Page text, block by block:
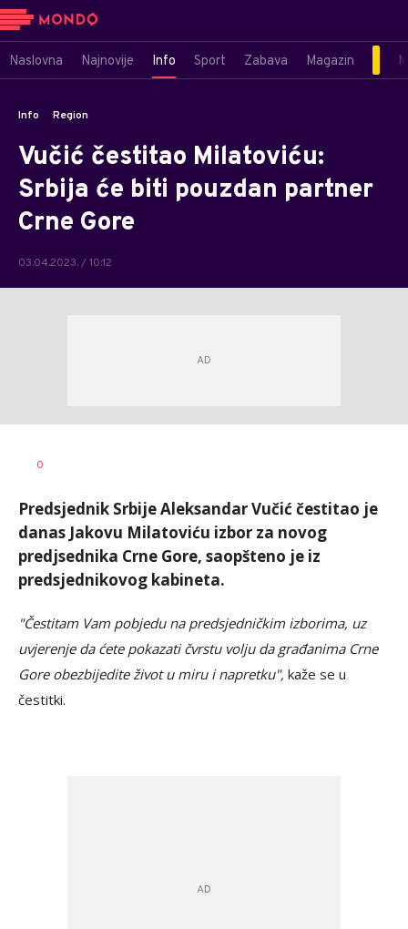
Naslovna Najnovije Info Sport Zabava Magazin
Info Region
Vučić čestitao Milatoviću:
Srbija će biti pouzdan partner
Crne Gore
03.04.2023. / 10:12
AUTOR
0
Predsjednik Srbije Aleksandar Vučić čestitao je
danas Jakovu Milatoviću izbor za novog
predjsednika Crne Gore, saopšteno je iz
predsjednikovog kabineta.
"Čestitam Vam pobjedu na predsjedničkim izborima, uz
uvjerenje da ćete pokazati čvrstu volju da građanima Crne
Gore obezbijedite život u miru i napretku", kaže se u
čestitki.